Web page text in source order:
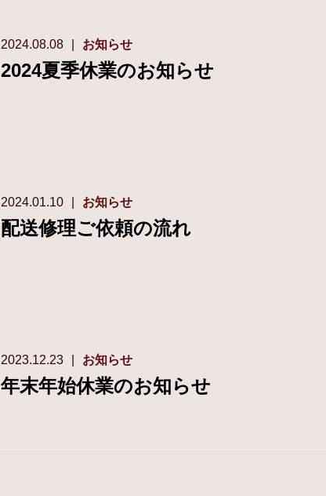
2024.08.08 お知らせ
2024夏季休業のお知らせ
2024.01.10 お知らせ
配送修理ご依頼の流れ
2023.12.23 お知らせ
年末年始休業のお知らせ